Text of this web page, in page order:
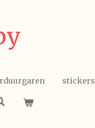
stickers